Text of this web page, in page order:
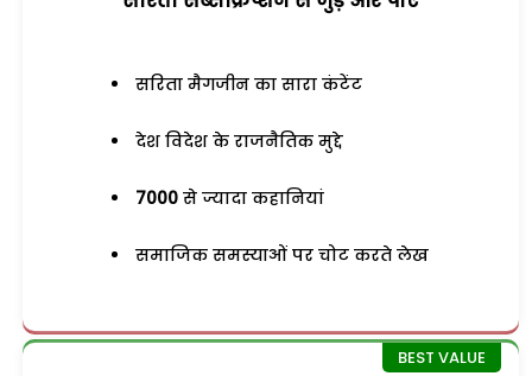
सरिता मैगजीन का सारा कंटेंट
देश विदेश के राजनैतिक मुद्दे
7000 से ज्यादा कहानियां
समाजिक समस्याओं पर चोट करते लेख